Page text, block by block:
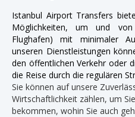
Istanbul Airport Transfers
Möglichkeiten, um und
Flughafen) mit minimaler
unseren Dienstleistungen
den öffentlichen Verkehr oder
die Reise durch die regulären
Sie können auf unsere
Wirtschaftlichkeit zählen, um
bekommen, wohin Sie auch